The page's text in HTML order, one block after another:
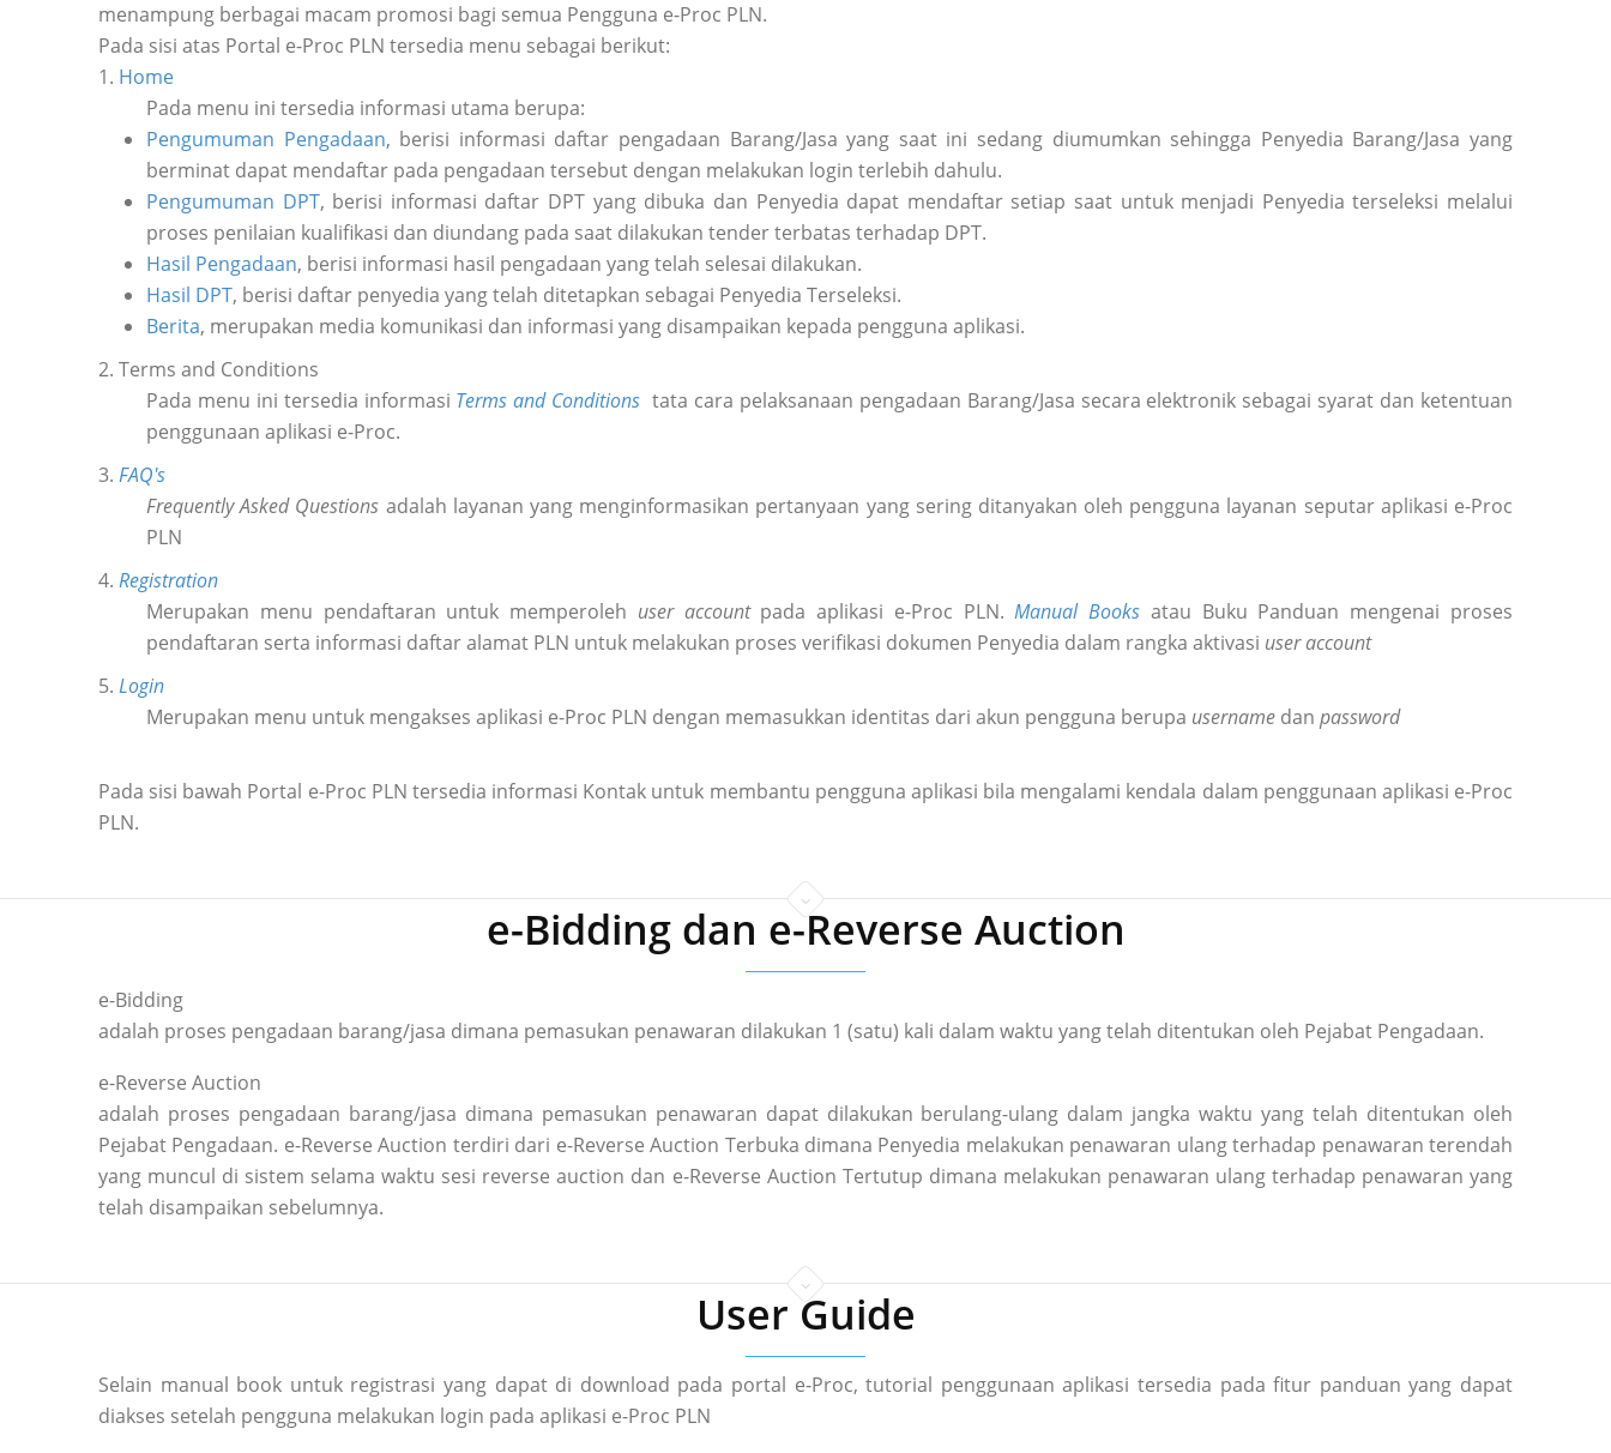
menampung berbagai macam promosi bagi semua Pengguna e-Proc PLN.
Pada sisi atas Portal e-Proc PLN tersedia menu sebagai berikut:
1. Home
Pada menu ini tersedia informasi utama berupa:
Pengumuman Pengadaan, berisi informasi daftar pengadaan Barang/Jasa yang saat ini sedang diumumkan sehingga Penyedia Barang/Jasa yang
berminat dapat mendaftar pada pengadaan tersebut dengan melakukan login terlebih dahulu.
Pengumuman DPT, berisi informasi daftar DPT yang dibuka dan Penyedia dapat mendaftar setiap saat untuk menjadi Penyedia terseleksi melalui
proses penilaian kualifikasi dan diundang pada saat dilakukan tender terbatas terhadap DPT.
Hasil Pengadaan, berisi informasi hasil pengadaan yang telah selesai dilakukan.
Hasil DPT, berisi daftar penyedia yang telah ditetapkan sebagai Penyedia Terseleksi.
Berita, merupakan media komunikasi dan informasi yang disampaikan kepada pengguna aplikasi.
2. Terms and Conditions
Pada menu ini tersedia informasi Terms and Conditions tata cara pelaksanaan pengadaan Barang/Jasa secara elektronik sebagai syarat dan ketentuan
penggunaan aplikasi e-Proc.
3. FAQ's
Frequently Asked Questions adalah layanan yang menginformasikan pertanyaan yang sering ditanyakan oleh pengguna layanan seputar aplikasi e-Proc
PLN
4. Registration
Merupakan menu pendaftaran untuk memperoleh user accountpada aplikasi e-Proc PLN.Manual Books atau Buku Panduan mengenai proses
pendaftaran serta informasi daftar alamat PLN untuk melakukan proses verifikasi dokumen Penyedia dalam rangka aktivasi user account
5. Login
Merupakan menu untuk mengakses aplikasi e-Proc PLN dengan memasukkan identitas dari akun pengguna berupa username dan password
Pada sisi bawah Portal e-Proc PLN tersedia informasi Kontak untuk membantu pengguna aplikasi bila mengalami kendala dalam penggunaan aplikasi e-Proc
PLN.
e-Bidding dan e-Reverse Auction
e-Bidding
adalah proses pengadaan barang/jasa dimana pemasukan penawaran dilakukan 1 (satu) kali dalam waktu yang telah ditentukan oleh Pejabat Pengadaan.
e-Reverse Auction
adalah proses pengadaan barang/jasa dimana pemasukan penawaran dapat dilakukan berulang-ulang dalam jangka waktu yang telah ditentukan oleh
Pejabat Pengadaan. e-Reverse Auction terdiri dari e-Reverse Auction Terbuka dimana Penyedia melakukan penawaran ulang terhadap penawaran terendah
yang muncul di sistem selama waktu sesi reverse auction dan e-Reverse Auction Tertutup dimana melakukan penawaran ulang terhadap penawaran yang
telah disampaikan sebelumnya.
User Guide
Selain manual book untuk registrasi yang dapat di download pada portal e-Proc, tutorial penggunaan aplikasi tersedia pada fitur panduan yang dapat
diakses setelah pengguna melakukan login pada aplikasi e-Proc PLN